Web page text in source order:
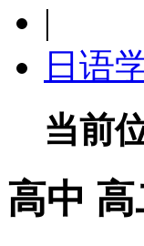
|
日语
当前
高中